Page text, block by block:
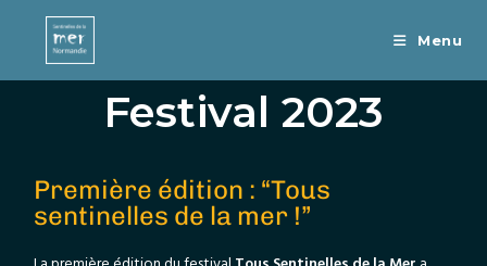
Menu
Festival 2023
Première édition : “Tous
sentinelles de la mer !”